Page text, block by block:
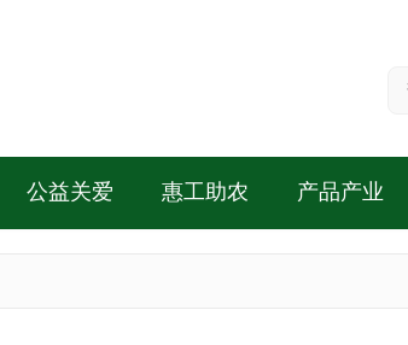
公益关爱 惠工助农 产品产业